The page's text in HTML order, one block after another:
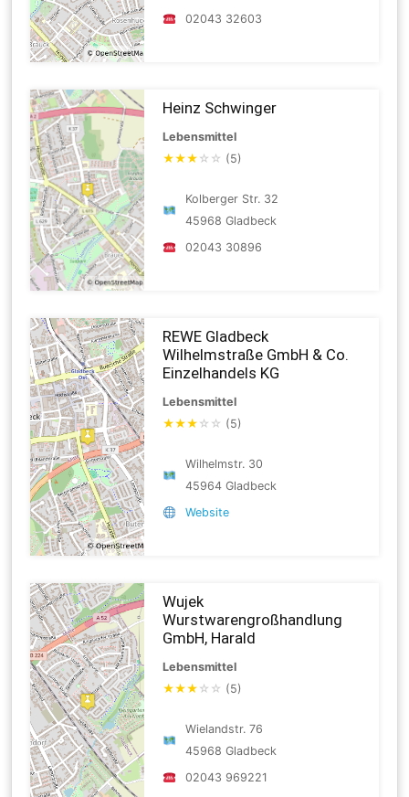
02043 32603
Heinz Schwinger
Lebensmittel
★★★ ☆ ☆ (5)
Kolberger Str. 32
45968 Gladbeck
02043 30896
REWE Gladbeck
Wilhelmstraße GmbH & Co.
Einzelhandels KG
Lebensmittel
★★★ ☆ ☆ (5)
Wilhelmstr. 30
45964 Gladbeck
Website
Wujek
Wurstwarengroßhandlung
GmbH, Harald
Lebensmittel
★★★ ☆ ☆ (5)
Wielandstr. 76
45968 Gladbeck
02043 969221